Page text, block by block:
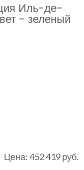
Иль-де-
- зеленый
Цена: 452 419 руб.